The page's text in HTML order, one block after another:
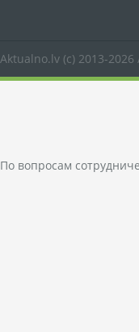
Aktualno.lv (c) 2013-2026
По вопросам